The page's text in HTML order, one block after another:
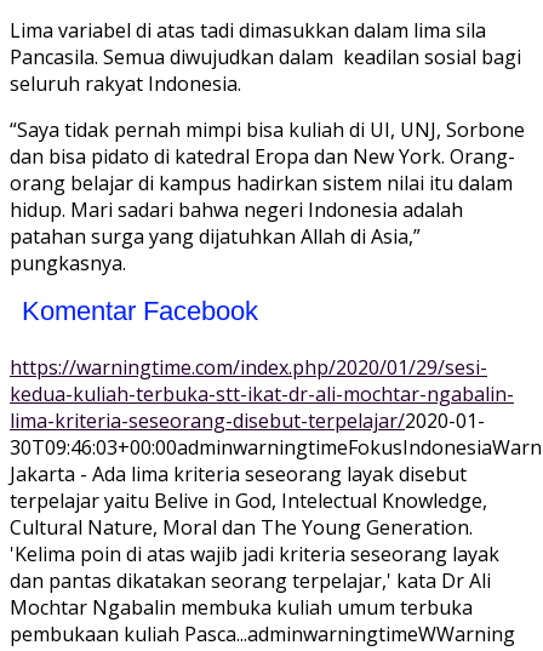
Lima variabel di atas tadi dimasukkan dalam lima sila
Pancasila. Semua diwujudkan dalam keadilan sosial bagi
seluruh rakyat Indonesia.
“Saya tidak pernah mimpi bisa kuliah di UI, UNJ, Sorbone
dan bisa pidato di katedral Eropa dan New York. Orang-
orang belajar di kampus hadirkan sistem nilai itu dalam
hidup. Mari sadari bahwa negeri Indonesia adalah
patahan surga yang dijatuhkan Allah di Asia,”
pungkasnya.
Komentar Facebook
https://warningtime.com/index.php/2020/01/29/sesi-
kedua-kuliah-terbuka-stt-ikat-dr-ali-mochtar-ngabalin-
lima-kriteria-seseorang-disebut-terpelajar/2020-01-
30T09:46:03+00:00adminwarningtimeFokusIndonesia
Jakarta - Ada lima kriteria seseorang layak disebut
terpelajar yaitu Belive in God, Intelectual Knowledge,
Cultural Nature, Moral dan The Young Generation.
'Kelima poin di atas wajib jadi kriteria seseorang layak
dan pantas dikatakan seorang terpelajar,' kata Dr Ali
Mochtar Ngabalin membuka kuliah umum terbuka
pembukaan kuliah Pasca...adminwarningtimeWWarning